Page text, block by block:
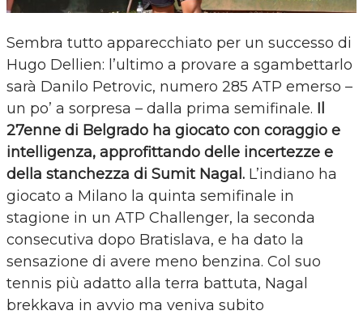
Sembra tutto apparecchiato per un successo di
Hugo Dellien: l’ultimo a provare a sgambettarlo
sarà Danilo Petrovic, numero 285 ATP emerso –
un po’ a sorpresa – dalla prima semifinale. Il
27enne di Belgrado ha giocato con coraggio e
intelligenza, approfittando delle incertezze e
della stanchezza di Sumit Nagal. L’indiano ha
giocato a Milano la quinta semifinale in
stagione in un ATP Challenger, la seconda
consecutiva dopo Bratislava, e ha dato la
sensazione di avere meno benzina. Col suo
tennis più adatto alla terra battuta, Nagal
brekkava in avvio ma veniva subito